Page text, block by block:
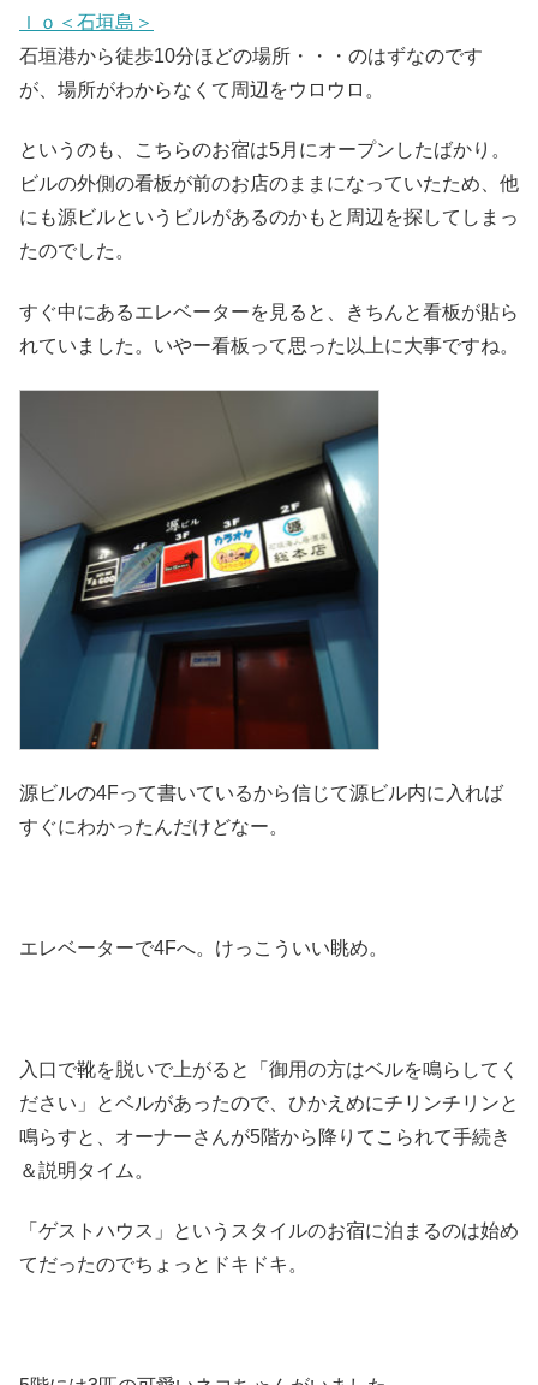
ｌｏ＜石垣島＞
石垣港から徒歩10分ほどの場所・・・のはずなのです
が、場所がわからなくて周辺をウロウロ。
というのも、こちらのお宿は5月にオープンしたばかり。
ビルの外側の看板が前のお店のままになっていたため、他
にも源ビルというビルがあるのかもと周辺を探してしまっ
たのでした。
すぐ中にあるエレベーターを見ると、きちんと看板が貼ら
れていました。いやー看板って思った以上に大事ですね。
源ビルの4Fって書いているから信じて源ビル内に入れば
すぐにわかったんだけどなー。
エレベーターで4Fへ。けっこういい眺め。
入口で靴を脱いで上がると「御用の方はベルを鳴らしてく
ださい」とベルがあったので、ひかえめにチリンチリンと
鳴らすと、オーナーさんが5階から降りてこられて手続き
＆説明タイム。
「ゲストハウス」というスタイルのお宿に泊まるのは始め
てだったのでちょっとドキドキ。